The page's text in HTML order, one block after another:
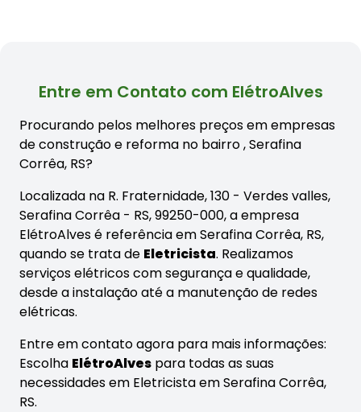
Entre em Contato com ElétroAlves
Procurando pelos melhores preços em empresas
de construção e reforma no bairro, Serafina
Corrêa, RS?
Localizada na R. Fraternidade, 130 - Verdes valles,
Serafina Corrêa - RS, 99250-000, a empresa
ElétroAlves é referência em Serafina Corrêa, RS,
quando se trata de Eletricista. Realizamos
serviços elétricos com segurança e qualidade,
desde a instalação até a manutenção de redes
elétricas.
Entre em contato agora para mais informações:
Escolha ElétroAlves para todas as suas
necessidades em Eletricista em Serafina Corrêa,
RS.